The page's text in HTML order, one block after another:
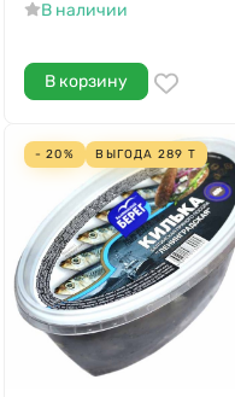
В наличии
В корзину
- 20% ВЫГОДА 289 Т